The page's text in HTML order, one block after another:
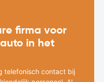
firma voor
in het
telefonisch contact bij